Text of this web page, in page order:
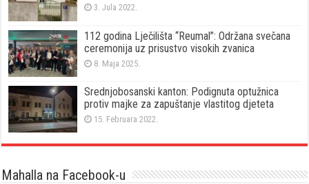
3. Jula 2022.
112 godina Lječilišta “Reumal”: Održana svečana
ceremonija uz prisustvo visokih zvanica
8. Maja 2025.
Srednjobosanski kanton: Podignuta optužnica
protiv majke za zapuštanje vlastitog djeteta
15. Februara 2022.
Mahalla na Facebook-u